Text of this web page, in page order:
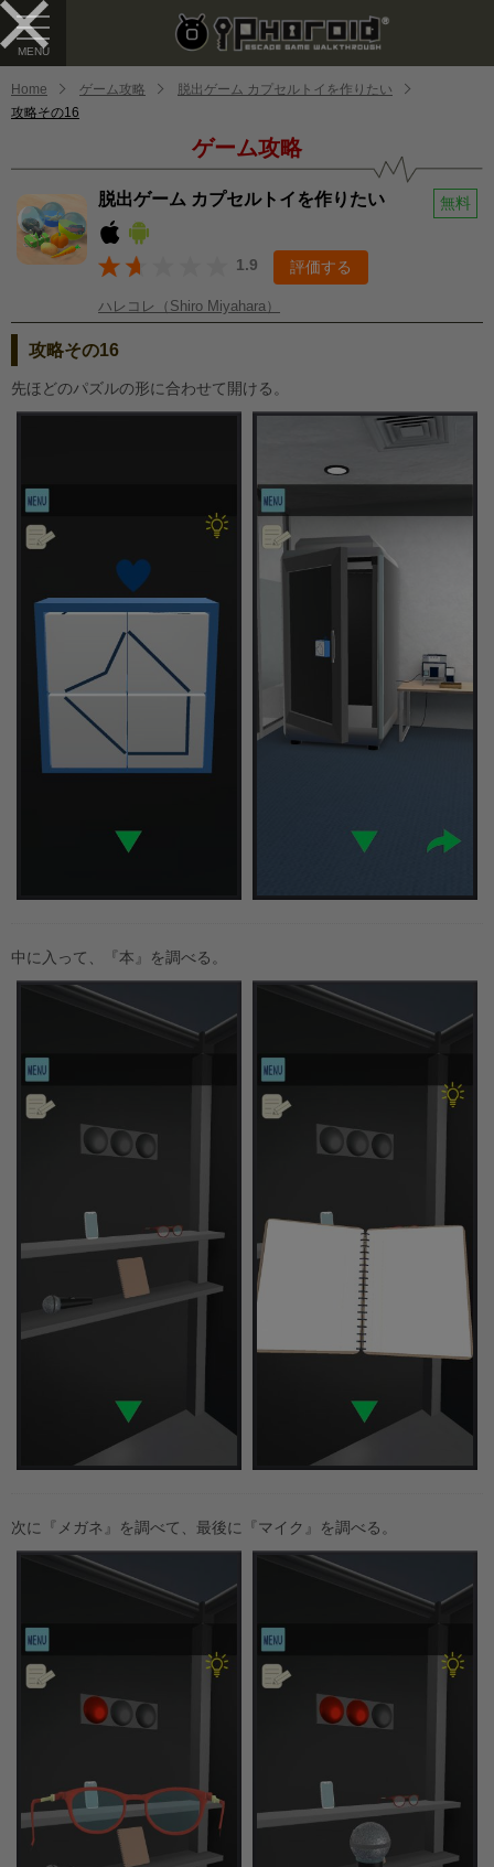
Home ゲーム攻略
脱出ゲーム カプセルトイを作りたい
攻略その16
ゲーム攻略
脱出ゲーム カプセルトイを作りたい 無料
1.9 評価する
ハレコレ（Shiro Miyahara）
攻略その16
先ほどのパズルの形に合わせて開ける。
中に入って、『本』を調べる。
次に『メガネ』を調べて、最後に『マイク』を調べる。